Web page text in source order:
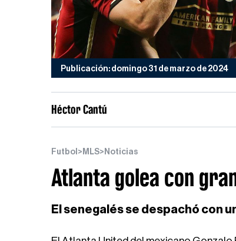
Publicación: domingo 31 de marzo de 2024
Héctor Cantú
Futbol > MLS> Noticias
Atlanta golea con
El senegalés se despachó con